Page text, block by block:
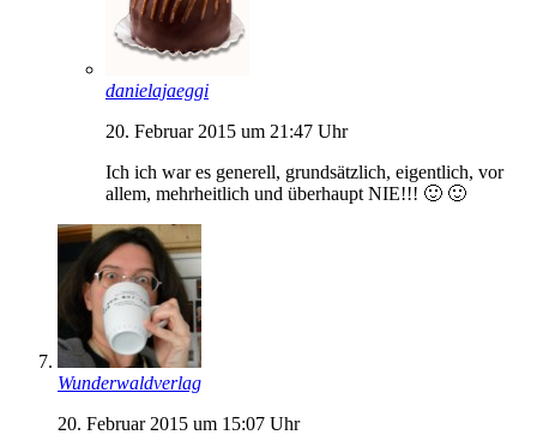
danielajaeggi
20. Februar 2015 um 21:47 Uhr
Ich ich war es generell, grundsätzlich, eigentlich, vor
allem, mehrheitlich und überhaupt NIE!!! 🙂 🙂
Wunderwaldverlag
20. Februar 2015 um 15:07 Uhr